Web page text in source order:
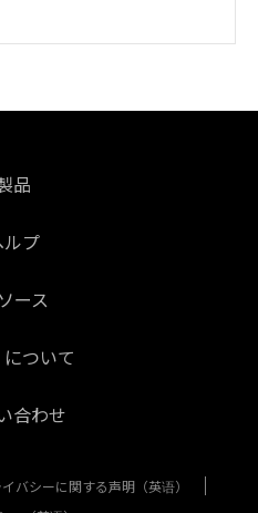
品
Pro
ルプ
FAQ
ズ展開ガイド
ース
ンスの比較
PDF Server 用)
ついて
概要
ア報道
合わせ
相談
バシーに関する声明（英语）